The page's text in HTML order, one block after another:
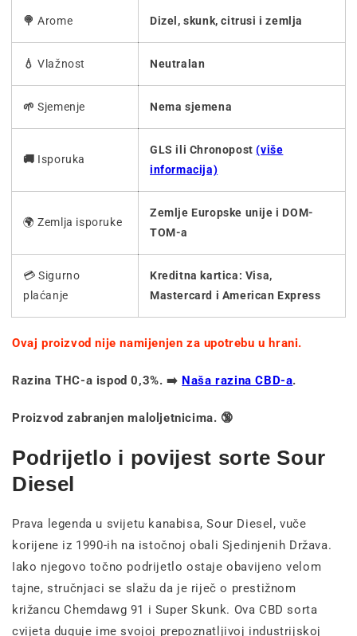
🍭 Arome Dizel, skunk, citrusi i zemlja
💧 Vlažnost Neutralan
🌱 Sjemenje Nema sjemena
🚚 Isporuka
GLS ili Chronopost(više
informacija)
🌍 Zemlja isporuke
Zemlje Europske unije i DOM-
TOM-a
💳 Sigurno
plaćanje
Kreditna kartica: Visa,
Mastercard i American Express
Ovaj proizvod nije namijenjen za upotrebu u hrani.
Razina THC-a ispod 0,3%. ➡️ Naša razina CBD-a.
Proizvod zabranjen maloljetnicima. 🔞
Podrijetlo i povijest sorte Sour
Diesel
Prava legenda u svijetu kanabisa, Sour Diesel, vuče
korijene iz 1990-ih na istočnoj obali Sjedinjenih Država.
Iako njegovo točno podrijetlo ostaje obavijeno velom
tajne, stručnjaci se slažu da je riječ o prestižnom
križancu Chemdawg 91 i Super Skunk. Ova CBD sorta
cvijeta duguje ime svojoj prepoznatljivoj industrijskoj